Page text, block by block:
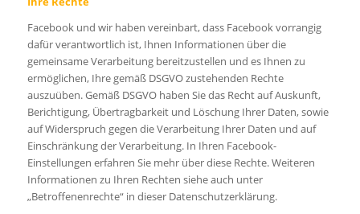
Facebook und wir haben vereinbart, dass Facebook vorrangig
dafür verantwortlich ist, Ihnen Informationen über die
gemeinsame Verarbeitung bereitzustellen und es Ihnen zu
ermöglichen, Ihre gemäß DSGVO zustehenden Rechte
auszuüben. Gemäß DSGVO haben Sie das Recht auf Auskunft,
Berichtigung, Übertragbarkeit und Löschung Ihrer Daten, sowie
auf Widerspruch gegen die Verarbeitung Ihrer Daten und auf
Einschränkung der Verarbeitung. In Ihren Facebook-
Einstellungen erfahren Sie mehr über diese Rechte. Weiteren
Informationen zu Ihren Rechten siehe auch unter
„Betroffenenrechte“ in dieser Datenschutzerklärung.